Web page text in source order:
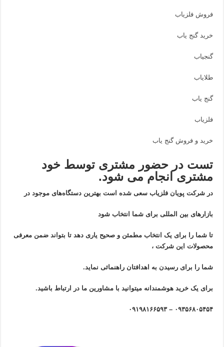
فروش فلزیاب
خرید گنج یاب
گنجیاب
طلایاب
گنج یاب
فلزیاب
خرید و فروش گنج یاب
تست در حضور مشتری توسط خود
مشتری انجام می شود.
در شرکت پویان فلزیاب سعی شده است بهترین دستگاه‌های موجود در
بازار‌های بین المللی برای شما انتخاب شود
تا شما را برای یک انتخاب مطمئن و صحیح یاری دهد تا بتواند ضمن معرفی
محصولات این شرکت ،
شما را برای رسیدن به اهدافتان راهنمائی نماید.
برای یک خرید هوشمندانه میتوانید با مشاورین ما در ارتباط باشید.
۰۹۳۵۶۸۰۵۴۵۴ – ۰۹۱۹۸۱۶۶۵۹۳